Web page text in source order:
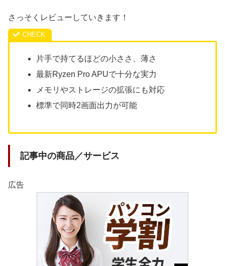
さっそくレビューしていきます！
片手で持てるほどの小ささ、薄さ
最新Ryzen Pro APUで十分な実力
メモリやストレージの拡張にも対応
標準で同時2画面出力が可能
記事中の商品／サービス
広告